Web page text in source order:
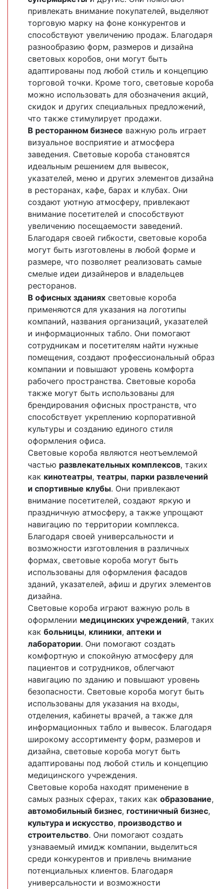
привлекать внимание покупателей, выделяют
торговую марку на фоне конкурентов и
способствуют увеличению продаж. Благодаря
разнообразию форм, размеров и дизайна
световых коробов, они могут быть
адаптированы под любой стиль и концепцию
торговой точки. Кроме того, световые короба
можно использовать для обозначения акций,
скидок и других специальных предложений,
что также стимулирует продажи.
В ресторанном бизнесе важную роль играет
визуальное восприятие и атмосфера
заведения. Световые короба становятся
идеальным решением для вывесок,
указателей, меню и других элементов дизайна
в ресторанах, кафе, барах и клубах. Они
создают уютную атмосферу, привлекают
внимание посетителей и способствуют
увеличению посещаемости заведений.
Благодаря своей гибкости, световые короба
могут быть изготовлены в любой форме и
размере, что позволяет реализовать самые
смелые идеи дизайнеров и владельцев
ресторанов.
В офисных зданиях световые короба
применяются для указания на логотипы
компаний, названия организаций, указателей
и информационных табло. Они помогают
сотрудникам и посетителям найти нужные
помещения, создают профессиональный образ
компании и повышают уровень комфорта
рабочего пространства. Световые короба
также могут быть использованы для
брендирования офисных пространств, что
способствует укреплению корпоративной
культуры и созданию единого стиля
оформления офиса.
Световые короба являются неотъемлемой
частью развлекательных комплексов, таких
как кинотеатры, театры, парки развлечений
и спортивные клубы. Они привлекают
внимание посетителей, создают яркую и
праздничную атмосферу, а также упрощают
навигацию по территории комплекса.
Благодаря своей универсальности и
возможности изготовления в различных
формах, световые короба могут быть
использованы для оформления фасадов
зданий, указателей, афиш и других элементов
дизайна.
Световые короба играют важную роль в
оформлении медицинских учреждений, таких
как больницы, клиники, аптеки и
лаборатории. Они помогают создать
комфортную и спокойную атмосферу для
пациентов и сотрудников, облегчают
навигацию по зданию и повышают уровень
безопасности. Световые короба могут быть
использованы для указания на входы,
отделения, кабинеты врачей, а также для
информационных табло и вывесок. Благодаря
широкому ассортименту форм, размеров и
дизайна, световые короба могут быть
адаптированы под любой стиль и концепцию
медицинского учреждения.
Световые короба находят применение в
самых разных сферах, таких как образование,
автомобильный бизнес, гостиничный бизнес,
культура и искусство, производство и
строительство. Они помогают создать
узнаваемый имидж компании, выделиться
среди конкурентов и привлечь внимание
потенциальных клиентов. Благодаря
универсальности и возможности